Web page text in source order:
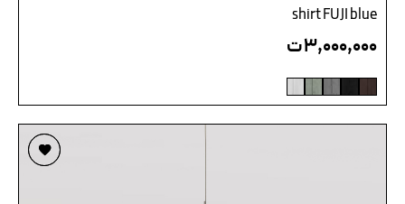
shirt FUJI blue
۳,۰۰۰,۰۰۰ت